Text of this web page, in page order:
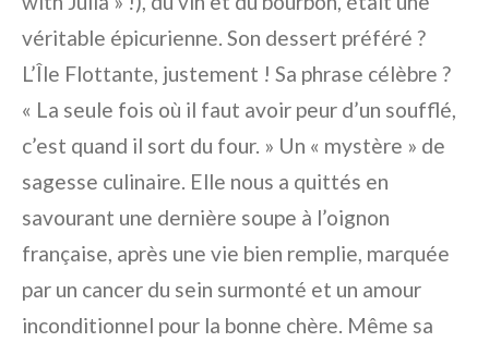
véritable épicurienne. Son dessert préféré ?
L’Île Flottante, justement ! Sa phrase célèbre ?
« La seule fois où il faut avoir peur d’un soufflé,
c’est quand il sort du four. » Un « mystère » de
sagesse culinaire. Elle nous a quittés en
savourant une dernière soupe à l’oignon
française, après une vie bien remplie, marquée
par un cancer du sein surmonté et un amour
inconditionnel pour la bonne chère. Même sa